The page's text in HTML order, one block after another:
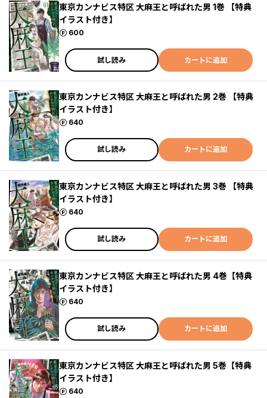
東京カンナビス特区 大麻王と呼ばれた男 1巻 【特典
イラスト付き】
600
ポイント
試し読み カートに追加
東京カンナビス特区 大麻王と呼ばれた男 2巻 【特典
イラスト付き】
640
ポイント
試し読み カートに追加
東京カンナビス特区 大麻王と呼ばれた男 3巻 【特典
イラスト付き】
640
ポイント
試し読み カートに追加
東京カンナビス特区 大麻王と呼ばれた男 4巻【特典
イラスト付き】
640
ポイント
試し読み カートに追加
東京カンナビス特区 大麻王と呼ばれた男 5巻【特典
イラスト付き】
640
ポイント